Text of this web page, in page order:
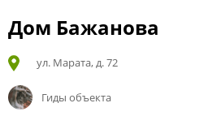
Дом Бажанова
ул. Марата, д. 72
Гиды объекта